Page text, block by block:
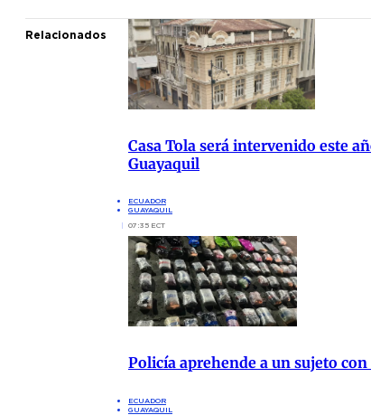
Relacionados
Casa Tola será intervenido este
Guayaquil
ECUADOR
GUAYAQUIL
07:35 ECT
Policía aprehende a un sujeto
ECUADOR
GUAYAQUIL